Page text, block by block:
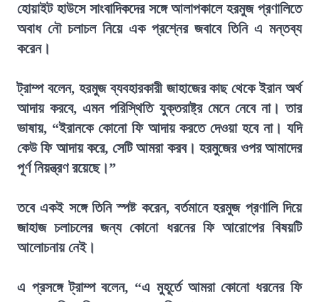
হোয়াইট হাউসে সাংবাদিকদের সঙ্গে আলাপকালে হরমুজ প্রণালিতে
অবাধ নৌ চলাচল নিয়ে এক প্রশ্নের জবাবে তিনি এ মন্তব্য
করেন।
ট্রাম্প বলেন, হরমুজ ব্যবহারকারী জাহাজের কাছ থেকে ইরান অর্থ
আদায় করবে, এমন পরিস্থিতি যুক্তরাষ্ট্র মেনে নেবে না। তার
ভাষায়, “ইরানকে কোনো ফি আদায় করতে দেওয়া হবে না। যদি
কেউ ফি আদায় করে, সেটি আমরা করব। হরমুজের ওপর আমাদের
পূর্ণ নিয়ন্ত্রণ রয়েছে।”
তবে একই সঙ্গে তিনি স্পষ্ট করেন, বর্তমানে হরমুজ প্রণালি দিয়ে
জাহাজ চলাচলের জন্য কোনো ধরনের ফি আরোপের বিষয়টি
আলোচনায় নেই।
এ প্রসঙ্গে ট্রাম্প বলেন, “এ মুহূর্তে আমরা কোনো ধরনের ফি